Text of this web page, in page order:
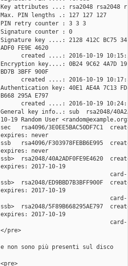
Key attributes ...: rsa2048 rsa2048
Max. PIN lengths .: 127 127 127
PIN retry counter : 3 3 3
Signature counter : 0
Signature key ....: 2128 412C BC75
ADF0 FE9E 4620
created ....: 2016-10-19
Encryption key....: 0B24 9C62 4A7D
BD7B 3BFF 900F
created ....: 2016-10-19
Authentication key: 40E1 AE4A 7C13
B668 295A E797
created ....: 2016-10-19
General key info..: sub  rsa2048/
10-19 Random User
sec   rsa4096/3E0EE5BAC50DF7C1
expires: never
ssb   rsa4096/F303978FEBB6E995
expires: never
ssb>  rsa2048/40A2ADF0FE9E4620
expires: 2017-10-19
ssb>  rsa2048/ED9BBD7B3BFF900F
expires: 2017-10-19
ssb>  rsa2048/5F89B668295AE797
expires: 2017-10-19
</pre>
e non sono più presenti sul disco
<pre>